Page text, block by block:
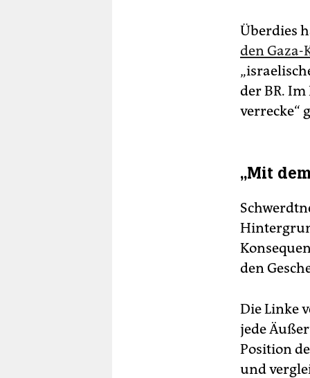
Überdies
den Gaza-
der BR.
verrecke“
„Mit
den
Die Linke
jede
Position
und